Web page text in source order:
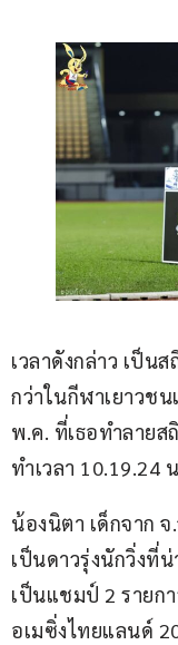
เวลาดังกล่าว เป็น
กว่าในกีฬาเยาวช
พ.ค. ที่เธอทำลาย
ทำเวลา 10.19.24
น้องนิตา เด็กจาก
เป็นดาวรุ่งนักวิ่งที่
เป็นแชมป์ 2 รายก
อเมซิ่งไทยแลนด์